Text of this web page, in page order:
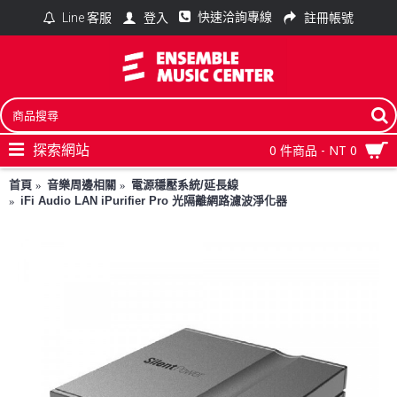
Line 客服 登入 快速洽詢專線 註冊帳號
0 件商品 - NT 0
探索網站
首頁 音樂周邊相關
電源穩壓系統/延長線
iFi Audio LAN iPurifier Pro 光隔離網路濾波淨化器